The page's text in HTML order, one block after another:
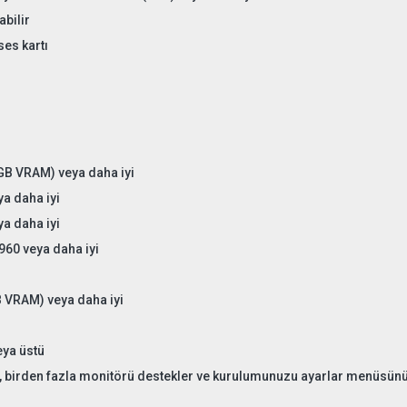
kartı
VRAM) veya daha iyi
daha iyi
daha iyi
veya daha iyi
veya daha iyi
üstü
birden fazla monitörü destekler ve kurulumunuzu ayarlar